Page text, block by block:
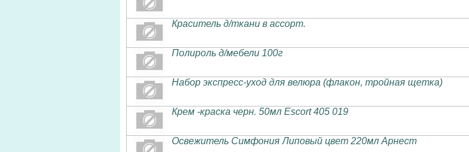
Краситель д/ткани в ассорт.
Полироль д/мебели 100г
Набор экспресс-уход для велюра (флакон, тройная щетка)
Крем -краска черн. 50мл Escort 405 019
Освежитель Симфония Липовый цвет 220мл Арнест